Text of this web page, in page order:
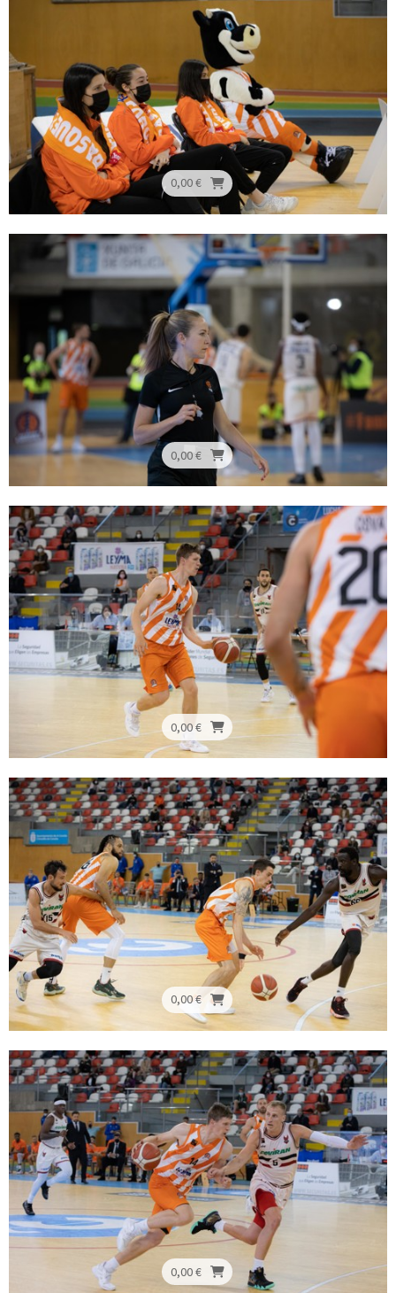
0,00 €
0,00 €
0,00 €
0,00 €
0,00 €